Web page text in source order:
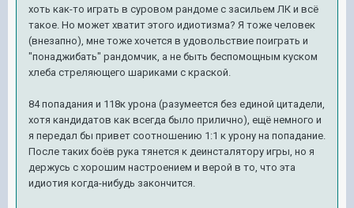
хоть как-то играть в суровом рандоме с засильем ЛК и всё
такое. Но может хватит этого идиотизма? Я тоже человек
(внезапно), мне тоже хочется в удовольствие поиграть и
"понаджибать" рандомчик, а не быть беспомощным куском
хлеба стреляющего шариками с краской.
84 попадания и 118к урона (разумеется без единой цитадели,
хотя кандидатов как всегда было прилично), ещё немного и
я передал бы привет соотношению 1:1 к урону на попадание.
После таких боёв рука тянется к деинсталятору игры, но я
держусь с хорошим настроением и верой в то, что эта
идиотия когда-нибудь закончится.